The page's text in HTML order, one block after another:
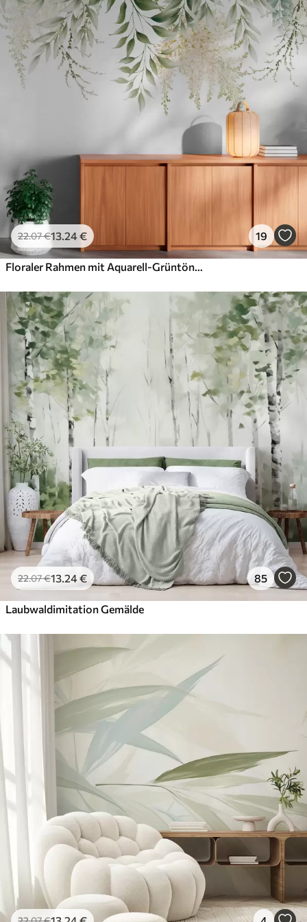
Standard
.0027.00 €/m²
Premium
56 .00 €/m²
Peel and Stick
81.6749
22.07€13 .24€ 19
22.07€13 .24€ 85
Laubwaldimitation Gemälde